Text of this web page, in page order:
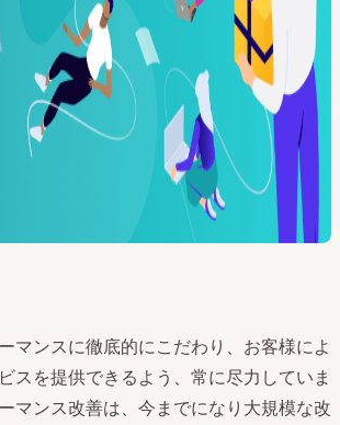
マンスに徹底的にこだわり、お客様によ
スを提供できるよう、常に尽力していま
マンス改善は、今までになり大規模な改